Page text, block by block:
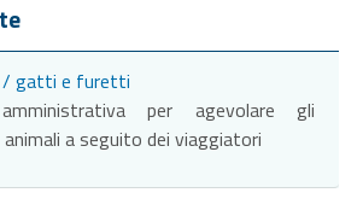
/ gatti e furetti
amministrativa per agevolare gli
a seguito dei viaggiatori